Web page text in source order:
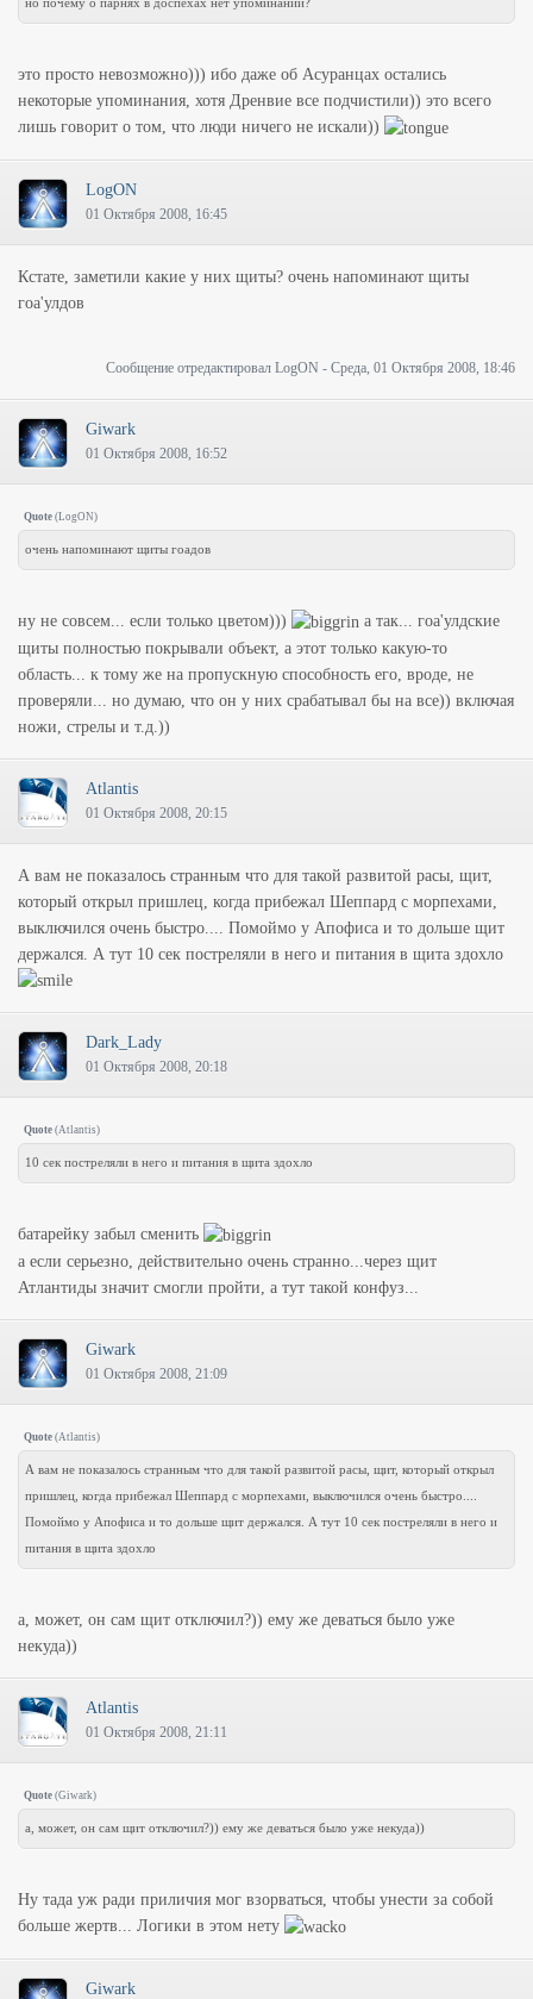
но почему о парнях в доспехах нет упоминаний?
это просто невозможно))) ибо даже об Асуранцах остались
некоторые упоминания, хотя Дренвие все подчистили)) это всего
лишь говорит о том, что люди ничего не искали))
LogON
01 Октября 2008, 16:45
Кстате, заметили какие у них щиты? очень напоминают щиты
гоа'улдов
Сообщение отредактировал LogON - Среда, 01 Октября 2008, 18:46
Giwark
01 Октября 2008, 16:52
Quote (LogON)
очень напоминают щиты гоадов
ну не совсем... если только цветом)))
а так... гоа'улдские
щиты полностью покрывали объект, а этот только какую-то
область... к тому же на пропускную способность его, вроде, не
проверяли... но думаю, что он у них срабатывал бы на все)) включая
ножи, стрелы и т.д.))
Atlantis
01 Октября 2008, 20:15
А вам не показалось странным что для такой развитой расы, щит,
который открыл пришлец, когда прибежал Шеппард с морпехами,
выключился очень быстро.... Помоймо у Апофиса и то дольше щит
держался. А тут 10 сек постреляли в него и питания в щита здохло
Dark_Lady
01 Октября 2008, 20:18
Quote (Atlantis)
10 сек постреляли в него и питания в щита здохло
батарейку забыл сменить
а если серьезно, действительно очень странно...через щит
Атлантиды значит смогли пройти, а тут такой конфуз...
Giwark
01 Октября 2008, 21:09
Quote (Atlantis)
А вам не показалось странным что для такой развитой расы, щит, который открыл
пришлец, когда прибежал Шеппард с морпехами, выключился очень быстро....
Помоймо у Апофиса и то дольше щит держался. А тут 10 сек постреляли в него и
питания в щита здохло
а, может, он сам щит отключил?)) ему же деваться было уже
некуда))
Atlantis
01 Октября 2008, 21:11
Quote (Giwark)
а, может, он сам щит отключил?)) ему же деваться было уже некуда))
Ну тада уж ради приличия мог взорваться, чтобы унести за собой
больше жертв... Логики в этом нету
Giwark